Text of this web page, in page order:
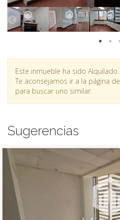
Este inmueble ha sido Alquilado.
Te aconsejamos ir a la página de
para buscar uno similar.
Sugerencias